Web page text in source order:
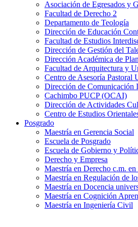
Asociación de Egresados y
Facultad de Derecho 2
Departamento de Teología
Dirección de Educación
Facultad de Estudios
Dirección de Gestión del
Dirección Académica de
Facultad de Arquitectura y
Centro de Asesoría
Dirección de Comunicación
Cachimbo PUCP (OCAI)
Dirección de Actividades
Centro de Estudios
Posgrado
Maestría en Gerencia Social
Escuela de Posgrado
Escuela de Gobierno y
Derecho y Empresa
Maestría en Derecho c.m.
Maestría en Regulación de
Maestría en Docencia
Maestría en Cognición
Maestría en Ingeniería Civil